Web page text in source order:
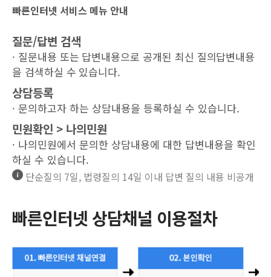
빠른인터넷 서비스 메뉴 안내
질문/답변 검색
· 질문내용 또는 답변내용으로 공개된 최신 질의답변내용
을 검색하실 수 있습니다.
상담등록
· 문의하고자 하는 상담내용을 등록하실 수 있습니다.
민원확인 > 나의민원
· 나의민원에서 문의한 상담내용에 대한 답변내용을 확인
하실 수 있습니다.
단순질의 7일, 법령질의 14일 이내 답변 질의 내용 비공개
빠른인터넷 상담채널 이용절차